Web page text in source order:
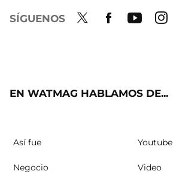
SÍGUENOS
EN WATMAG HABLAMOS DE...
Así fue Youtube
Negocio Video